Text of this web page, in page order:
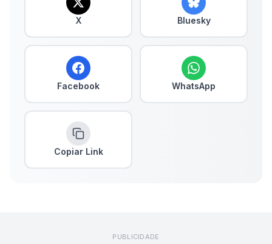
X Bluesky
Facebook WhatsApp
Copiar Link
PUBLICIDADE